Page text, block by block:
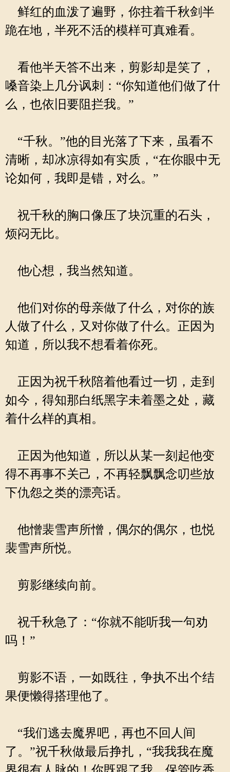
鲜红的血泼了遍野，你拄着千秋剑半
跪在地，半死不活的模样可真难看。
看他半天答不出来，剪影却是笑了，
嗓音染上几分讽刺：“你知道他们做了什
么，也依旧要阻拦我。”
“千秋。”他的目光落了下来，虽看不
清晰，却冰凉得如有实质，“在你眼中无
论如何，我即是错，对么。”
祝千秋的胸口像压了块沉重的石头，
烦闷无比。
他心想，我当然知道。
他们对你的母亲做了什么，对你的族
人做了什么，又对你做了什么。正因为
知道，所以我不想看着你死。
正因为祝千秋陪着他看过一切，走到
如今，得知那白纸黑字未着墨之处，藏
着什么样的真相。
正因为他知道，所以从某一刻起他变
得不再事不关己，不再轻飘飘念叨些放
下仇怨之类的漂亮话。
他憎裴雪声所憎，偶尔的偶尔，也悦
裴雪声所悦。
剪影继续向前。
祝千秋急了：“你就不能听我一句劝
吗！”
剪影不语，一如既往，争执不出个结
果便懒得搭理他了。
“我们逃去魔界吧，再也不回人间
了。”祝千秋做最后挣扎，“我我我在魔